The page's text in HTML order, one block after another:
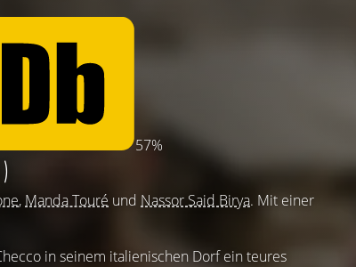
57%
, Manda Touré und Nassor Said Birya. Mit einer
in seinem italienischen Dorf ein teures